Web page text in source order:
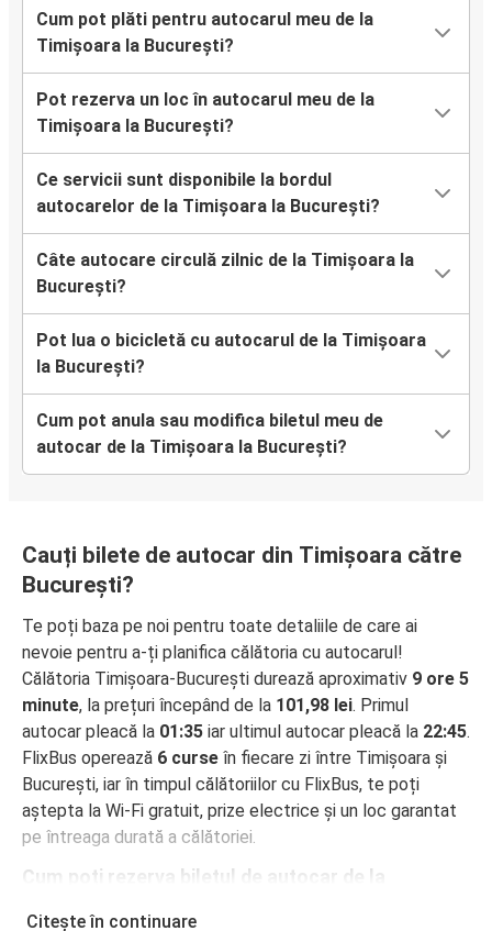
Cum pot plăti pentru autocarul meu de la
Timișoara la București?
Pot rezerva un loc în autocarul meu de la
Timișoara la București?
Ce servicii sunt disponibile la bordul
autocarelor de la Timișoara la București?
Câte autocare circulă zilnic de la Timișoara la
București?
Pot lua o bicicletă cu autocarul de la Timișoara
la București?
Cum pot anula sau modifica biletul meu de
autocar de la Timișoara la București?
Cauți bilete de autocar din Timișoara către
București?
Te poți baza pe noi pentru toate detaliile de care ai
nevoie pentru a-ți planifica călătoria cu autocarul!
Călătoria Timișoara-București durează aproximativ 9 ore 5
minute, la prețuri începând de la 101,98 lei. Primul
autocar pleacă la 01:35 iar ultimul autocar pleacă la 22:45.
FlixBus operează 6 curse în fiecare zi între Timișoara și
București, iar în timpul călătoriilor cu FlixBus, te poți
aștepta la Wi-Fi gratuit, prize electrice și un loc garantat
pe întreaga durată a călătoriei.
Cum poți rezerva biletul de autocar de la
Citește în continuare